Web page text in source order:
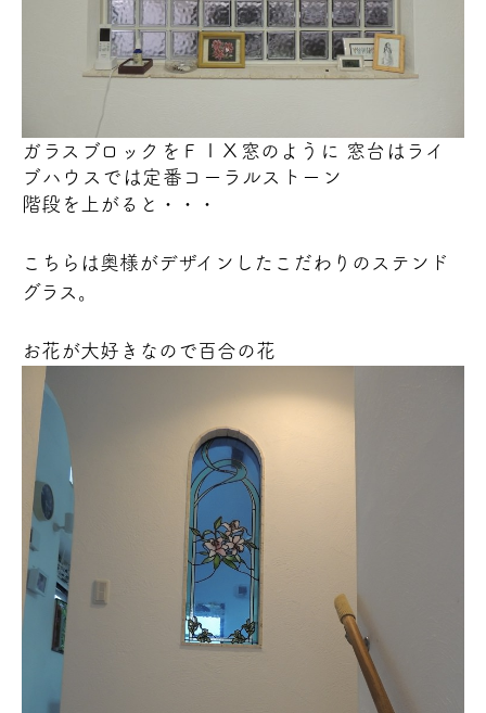
ガラスブロックをＦＩＸ窓のように 窓台はライ
ブハウスでは定番コーラルストーン
階段を上がると・・・
こちらは奥様がデザインしたこだわりのステンド
グラス。
お花が大好きなので百合の花